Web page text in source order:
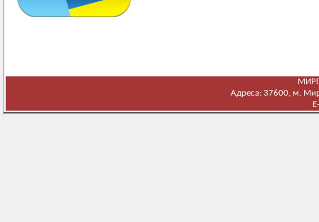
Адреса: 37600, м.